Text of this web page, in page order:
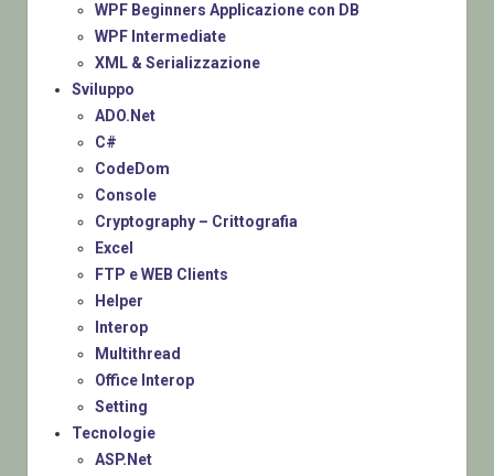
WPF Beginners Applicazione con DB
WPF Intermediate
XML & Serializzazione
Sviluppo
ADO.Net
C#
CodeDom
Console
Cryptography – Crittografia
Excel
FTP e WEB Clients
Helper
Interop
Multithread
Office Interop
Setting
Tecnologie
ASP.Net